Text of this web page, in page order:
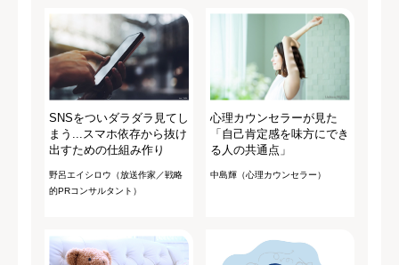
SNSをついダラダラ見てし
まう...スマホ依存から抜け
出すための仕組み作り
野呂エイシロウ（放送作家／戦略
的PRコンサルタント）
心理カウンセラーが見た
「自己肯定感を味方にでき
る人の共通点」
中島輝（心理カウンセラー）